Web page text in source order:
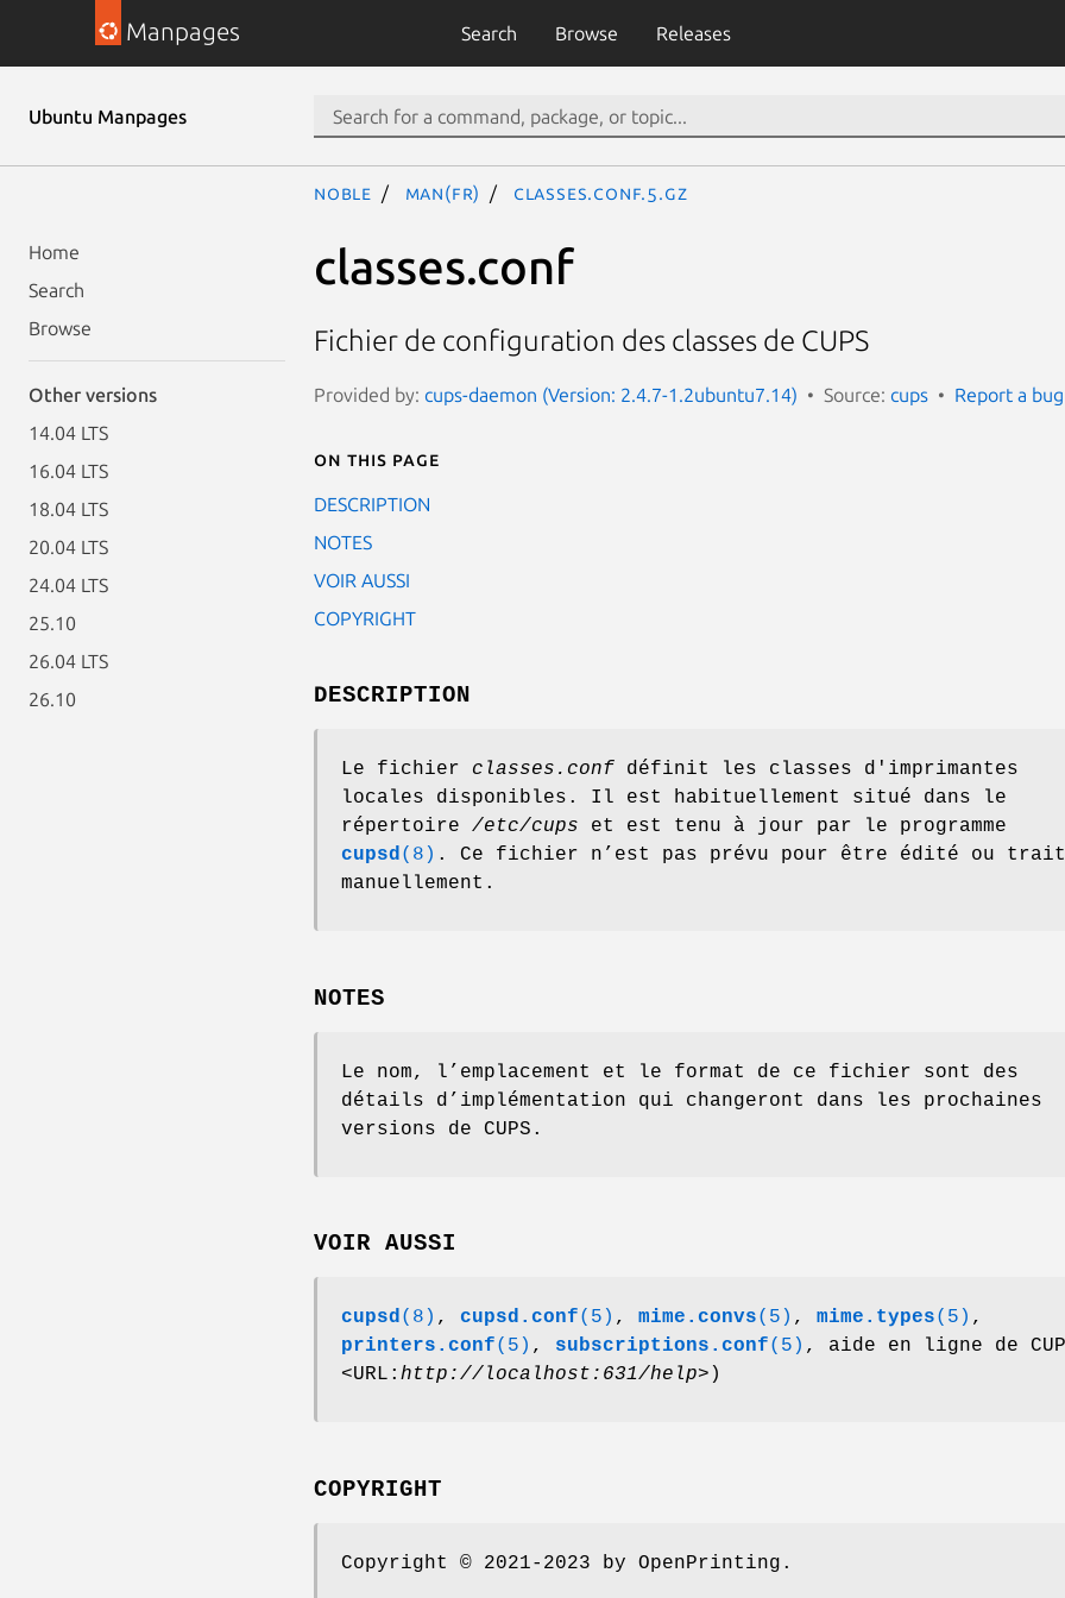
Manpages Search Browse Releases
Ubuntu Manpages
Home
Search
Browse
Other versions
14.04 LTS
16.04 LTS
18.04 LTS
20.04 LTS
24.04 LTS
25.10
26.04 LTS
26.10
noble man(fr) classes.conf.5.gz
classes.conf
Fichier de configuration des classes de CUPS
Provided by: cups-daemon (Version: 2.4.7-1.2ubuntu7.14) Source: cups Report a bug
On this page
DESCRIPTION
NOTES
VOIR AUSSI
COPYRIGHT
DESCRIPTION
Le fichier classes.conf définit les classes d'imprimantes
locales disponibles. Il est habituellement situé dans le
répertoire /etc/cups et est tenu à jour par le programme
cupsd(8) . Ce fichier n’est pas prévu pour être édité ou
manuellement.
NOTES
Le nom, l’emplacement et le format de ce fichier sont des
détails d’implémentation qui changeront dans les prochaines
versions de CUPS.
VOIR AUSSI
cupsd(8) , cupsd.conf(5) , mime.convs(5) , mime.types(5) ,
printers.conf(5) , subscriptions.conf(5) , aide en ligne de
<URL: http://localhost:631/help>)
COPYRIGHT
Copyright © 2021-2023 by OpenPrinting.